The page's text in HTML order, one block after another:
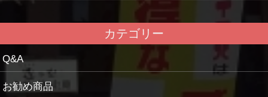
カテゴリー
Q&A
お勧め商品